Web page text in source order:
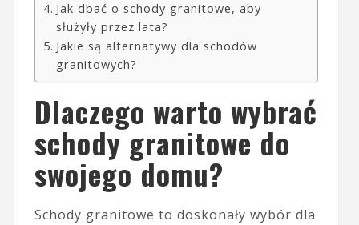
Jak dbać o schody granitowe, aby
służyły przez lata?
Jakie są alternatywy dla schodów
granitowych?
Dlaczego warto wybrać
schody granitowe do
swojego domu?
Schody granitowe to doskonały wybór dla